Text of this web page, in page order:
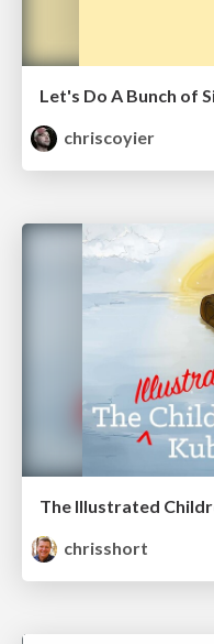
chriscoyier
The Illustrated
chrisshort